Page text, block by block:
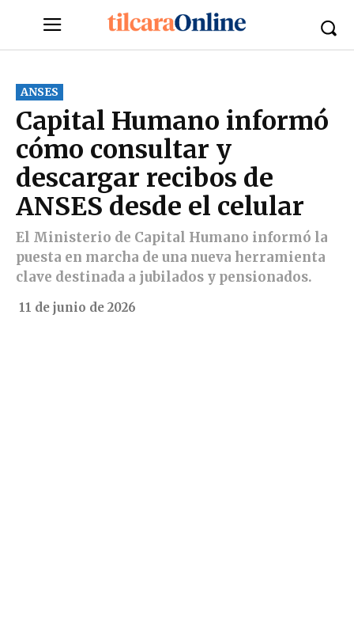
ANSES
Capital Humano informó
cómo consultar y
descargar recibos de
ANSES desde el celular
El Ministerio de Capital Humano informó la
puesta en marcha de una nueva herramienta
clave destinada a jubilados y pensionados.
11 de junio de 2026